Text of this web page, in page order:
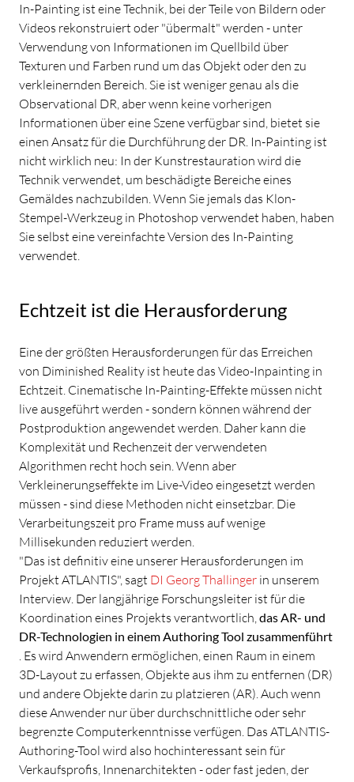
In-Painting ist eine Technik, bei der Teile von Bildern oder
Videos rekonstruiert oder "übermalt" werden - unter
Verwendung von Informationen im Quellbild über
Texturen und Farben rund um das Objekt oder den zu
verkleinernden Bereich. Sie ist weniger genau als die
Observational DR, aber wenn keine vorherigen
Informationen über eine Szene verfügbar sind, bietet sie
einen Ansatz für die Durchführung der DR. In-Painting ist
nicht wirklich neu: In der Kunstrestauration wird die
Technik verwendet, um beschädigte Bereiche eines
Gemäldes nachzubilden. Wenn Sie jemals das Klon-
Stempel-Werkzeug in Photoshop verwendet haben, haben
Sie selbst eine vereinfachte Version des In-Painting
verwendet.
Echtzeit ist die Herausforderung
Eine der größten Herausforderungen für das Erreichen
von Diminished Reality ist heute das Video-Inpainting in
Echtzeit. Cinematische In-Painting-Effekte müssen nicht
live ausgeführt werden - sondern können während der
Postproduktion angewendet werden. Daher kann die
Komplexität und Rechenzeit der verwendeten
Algorithmen recht hoch sein. Wenn aber
Verkleinerungseffekte im Live-Video eingesetzt werden
müssen - sind diese Methoden nicht einsetzbar. Die
Verarbeitungszeit pro Frame muss auf wenige
Millisekunden reduziert werden.
"Das ist definitiv eine unserer Herausforderungen im
Projekt ATLANTIS", sagt DI Georg Thallinger in unserem
Interview. Der langjährige Forschungsleiter ist für die
Koordination eines Projekts verantwortlich, das AR- und
DR-Technologien in einem Authoring Tool zusammenführt
. Es wird Anwendern ermöglichen, einen Raum in einem
3D-Layout zu erfassen, Objekte aus ihm zu entfernen (DR)
und andere Objekte darin zu platzieren (AR). Auch wenn
diese Anwender nur über durchschnittliche oder sehr
begrenzte Computerkenntnisse verfügen. Das ATLANTIS-
Authoring-Tool wird also hochinteressant sein für
Verkaufsprofis, Innenarchitekten - oder fast jeden, der